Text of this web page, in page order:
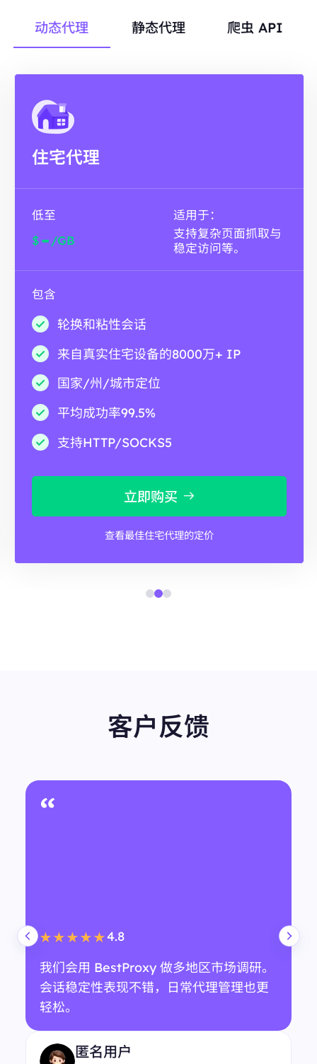
动态代理 静态代理 爬虫 API
住宅代理
低至
$- /GB
适用于：
支持复杂页面抓取与
稳定访问等。
包含
轮换和粘性会话
来自真实住宅设备的8000万+ IP
国家/州/城市定位
平均成功率99.5%
支持HTTP/SOCKS5
立即购买
查看最佳住宅代理的定价
客户反馈
“
★★★★★4.8
我们会用 BestProxy 做多地区市场调研。
会话稳定性表现不错，日常代理管理也更
轻松。
匿名用户